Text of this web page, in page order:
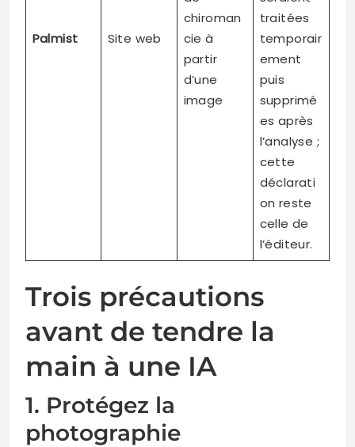
Palmist Site web
chiroman
cie à
partir
d’une
image
traitées
temporair
ement
puis
supprimé
es après
l’analyse ;
cette
déclarati
on reste
celle de
l’éditeur.
Trois précautions
avant de tendre la
main à une IA
1. Protégez la
photographie